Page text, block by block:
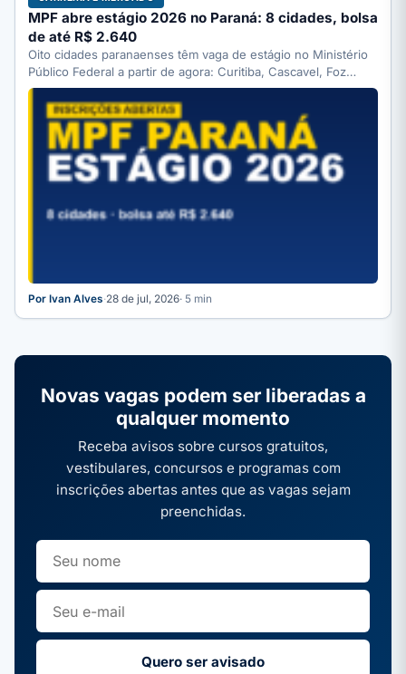
MPF abre estágio 2026 no Paraná: 8 cidades, bolsa
de até R$ 2.640
Oito cidades paranaenses têm vaga de estágio no Ministério
Público Federal a partir de agora: Curitiba, Cascavel, Foz…
Por Ivan Alves·28 de jul, 2026· 5 min
Novas vagas podem ser liberadas a
qualquer momento
Receba avisos sobre cursos gratuitos,
vestibulares, concursos e programas com
inscrições abertas antes que as vagas sejam
preenchidas.
Quero ser avisado